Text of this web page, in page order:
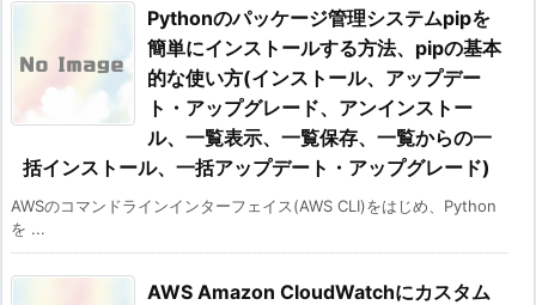
Pythonのパッケージ管理システムpipを
簡単にインストールする方法、pipの基本
的な使い方(インストール、アップデー
ト・アップグレード、アンインストー
ル、一覧表示、一覧保存、一覧からの一
括インストール、一括アップデート・アップグレード)
AWSのコマンドラインインターフェイス(AWS CLI)をはじめ、Python
を ...
AWS Amazon CloudWatchにカスタム